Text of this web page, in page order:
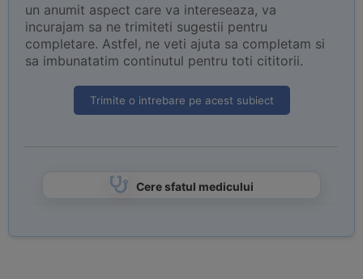
un anumit aspect care va intereseaza, va
incurajam sa ne trimiteti sugestii pentru
completare. Astfel, ne veti ajuta sa completam si
sa imbunatatim continutul pentru toti cititorii.
Trimite o intrebare pe acest subiect
Cere sfatul medicului